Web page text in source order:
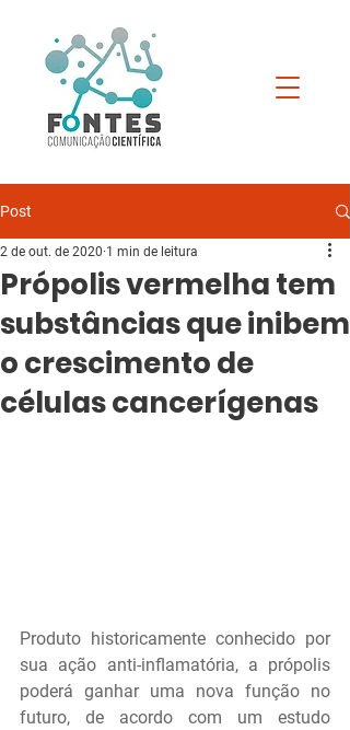
Post
Própolis vermelha tem
substâncias que inibem
o crescimento de
células cancerígenas
2 de out. de 2020 1 min de leitura
Produto historicamente conhecido por
sua ação anti-inflamatória, a própolis
poderá ganhar uma nova função no
futuro, de acordo com um estudo